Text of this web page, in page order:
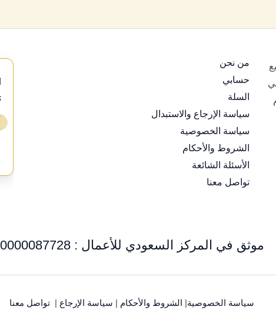
من نحن
حسابي
السلة
سياسة الإرجاع والاستبدال
سياسة الخصوصية
الشروط والأحكام
الأسئلة الشائعة
تواصل معنا
موثق في المركز السعودي للأعمال : 0000087728
سياسة الخصوصية الشروط والأحكام سياسة الإرجاع تواصل معنا